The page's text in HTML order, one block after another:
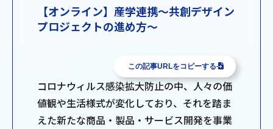
【オンライン】産学連携～共創デザイン
プロジェクトの進め方～
この記事URLをコピーする
コロナウィルス感染拡大防止の中、人々の価
値観や生活様式が変化しており、それを踏ま
えた新たな商品・製品・サービス開発を事業